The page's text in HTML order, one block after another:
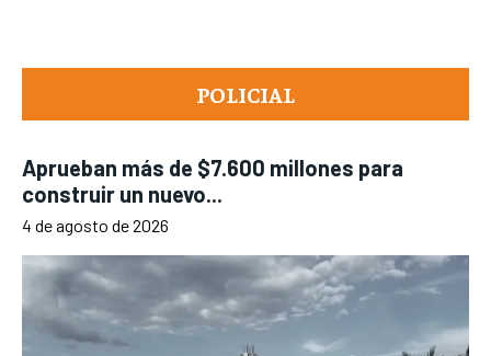
POLICIAL
Aprueban más de $7.600 millones para
construir un nuevo...
4 de agosto de 2026